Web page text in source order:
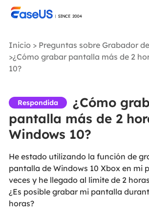
Inicio > Preguntas sobre Grabador
>¿Cómo grabar pantalla más de 2
10?
Respondida
¿Cómo
pantalla más de 2
Windows 10?
He estado utilizando la función de
pantalla de Windows 10 Xbox en mi
veces y he llegado al límite de 2
¿Es posible grabar mi pantalla
horas?